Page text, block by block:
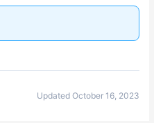
Updated October 16, 2023